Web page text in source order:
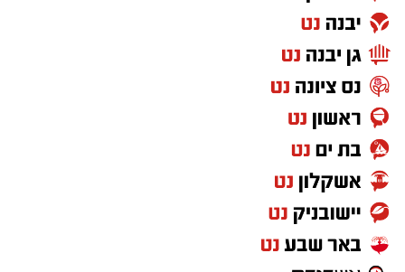
למעגל השכול ועל צעירים שעוזבים את הבית כדי
להגן על כולנו.
ואז אני שואלת את עצמי שאלה פשוטה.
האם כולנו באמת נושאים באותה אחריות
למדינה?
אני לא כותבת מתוך שנאה. אני גם לא מאמינה
שאפשר לשפוט ציבור שלם על פי מעשיהם או
אמירותיהם של חלק ממנהיגיו. יש חרדים
שמתגייסים, עובדים ומתנדבים, ויש גם מי